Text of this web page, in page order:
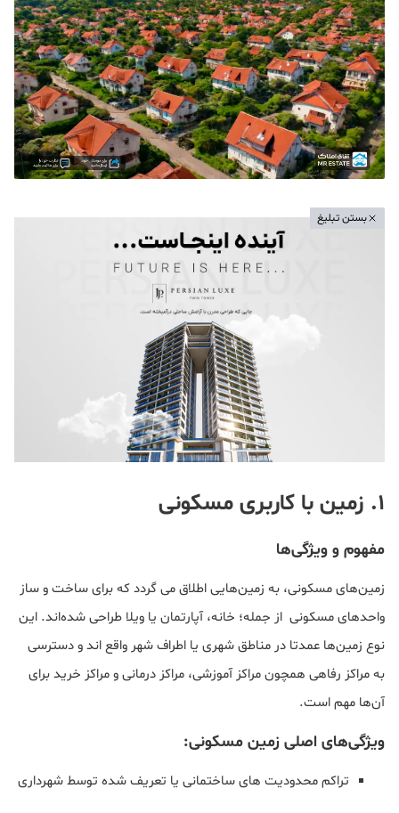
بستن تبلیغ
1. زمین با کاربری مسکونی
مفهوم‌ و ویژگی‌ها
زمین‌های مسکونی، به زمین‌هایی اطلاق می گردد که برای ساخت و ساز
واحدهای مسکونی از جمله؛ خانه، آپارتمان یا ویلا طراحی شده‌اند. این
نوع زمین‌ها عمدتا در مناطق شهری یا اطراف شهر واقع اند و دسترسی
به مراکز رفاهی همچون مراکز آموزشی، مراکز درمانی و مراکز خرید برای
آن‌ها مهم است.
ویژگی‌های اصلی زمین مسکونی:
تراکم محدودیت های ساختمانی یا تعریف شده توسط شهرداری